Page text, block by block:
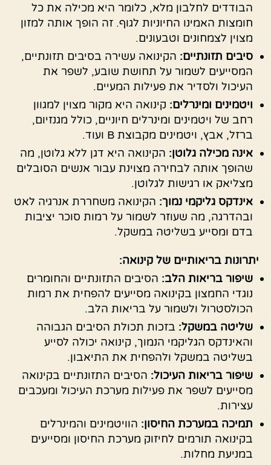
הבודדים לחלבון מלא, כלומר היא מכילה את כל
חומצות האמינו החיוניות לגוף. זה הופך אותה למזון
מצוין לצמחונים וטבעונים.
סיבים תזונתיים: הקינואה עשירה בסיבים תזונתיים,
המסייעים לשמור על תחושת שובע, לשפר את
העיכול ולסדיר את פעילות המעיים.
ויטמינים ומינרלים: קינואה היא מקור מצוין למגוון
רחב של ויטמינים ומינרלים חיוניים, כולל מגנזיום,
ברזל, אבץ, ויטמינים מקבוצת B ועוד.
אינה מכילה גלוטן: הקינואה היא דגן ללא גלוטן, מה
שהופך אותה לבחירה מצוינת עבור אנשים הסובלים
מצליאק או רגישות לגלוטן.
אינדקס גליקמי נמוך: הקינואה משחררת אנרגיה לאט
ובהדרגה, מה שעוזר לשמור על רמות סוכר יציבות
בדם ומסייע בשליטה במשקל.
יתרונות בריאותיים של קינואה:
שיפור בריאות הלב: הסיבים התזונתיים והחומרים
נוגדי החמצון בקינואה מסייעים להפחית את רמות
הכולסטרול ולשמור על בריאות הלב.
שליטה במשקל: בזכות תכולת הסיבים הגבוהה
והאינדקס הגליקמי הנמוך, קינואה יכולה לסייע
בשליטה במשקל ולהפחית את התיאבון.
שיפור בריאות העיכול: הסיבים התזונתיים בקינואה
מסייעים לשפר את פעילות מערכת העיכול ומעכבים
עצירות.
תמיכה במערכת החיסון: הוויטמינים והמינרלים
בקינואה תורמים לחיזוק מערכת החיסון ומסייעים
במניעת מחלות.